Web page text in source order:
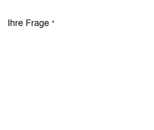
Ihre Frage *